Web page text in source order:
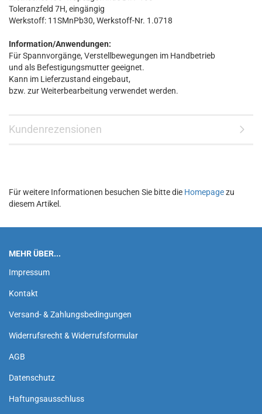
Toleranzfeld 7H, eingängig
Werkstoff: 11SMnPb30, Werkstoff-Nr. 1.0718
Information/Anwendungen:
Für Spannvorgänge, Verstellbewegungen im Handbetrieb
und als Befestigungsmutter geeignet.
Kann im Lieferzustand eingebaut,
bzw. zur Weiterbearbeitung verwendet werden.
Kundenrezensionen
Für weitere Informationen besuchen Sie bitte die Homepagezu
diesem Artikel.
MEHR ÜBER...
Impressum
Kontakt
Versand- & Zahlungsbedingungen
Widerrufsrecht & Widerrufsformular
AGB
Datenschutz
Haftungsausschluss